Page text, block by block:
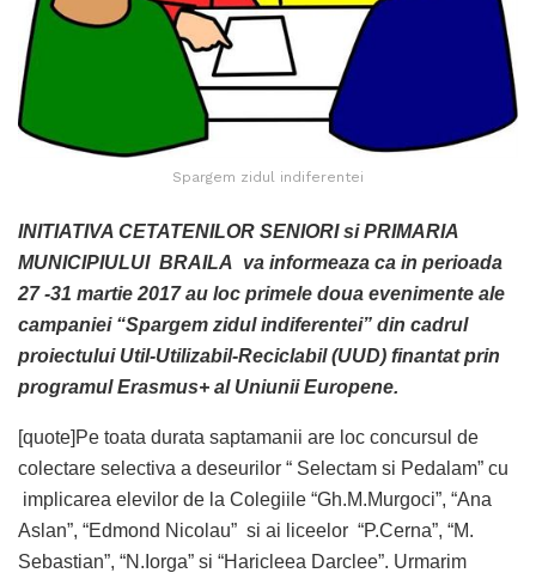
Spargem zidul indiferentei
INITIATIVA CETATENILOR SENIORI si PRIMARIA
MUNICIPIULUI BRAILA va informeaza ca in perioada
27 -31 martie 2017 au loc primele doua evenimente ale
campaniei “Spargem zidul indiferentei” din cadrul
proiectului Util-Utilizabil-Reciclabil (UUD) finantat prin
programul Erasmus+ al Uniunii Europene.
[quote]Pe toata durata saptamanii are loc concursul de
colectare selectiva a deseurilor “ Selectam si Pedalam” cu
implicarea elevilor de la Colegiile “Gh.M.Murgoci”, “Ana
Aslan”, “Edmond Nicolau” si ai liceelor “P.Cerna”, “M.
Sebastian”, “N.Iorga” si “Haricleea Darclee”. Urmarim